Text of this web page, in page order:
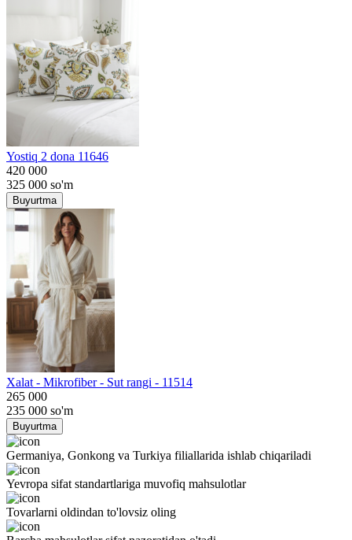
Yostiq 2 dona 11646
420 000
325 000 so'm
Buyurtma
Хalat - Mikrofiber - Sut rangi - 11514
265 000
235 000 so'm
Buyurtma
Germaniya, Gonkong va Turkiya filiallarida ishlab chiqariladi
Yevropa sifat standartlariga muvofiq mahsulotlar
Tovarlarni oldindan to'lovsiz oling